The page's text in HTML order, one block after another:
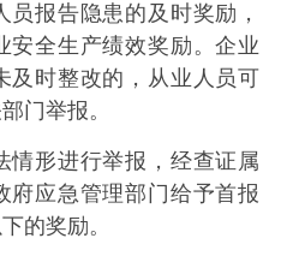
报告隐患的及时奖励，
安全生产绩效奖励。企业
及时整改的，从业人员可
门举报。
形进行举报，经查证属
府应急管理部门给予首报
的奖励。